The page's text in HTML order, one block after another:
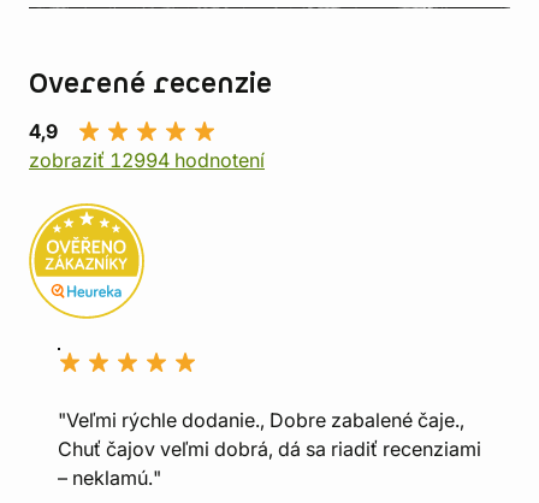
Overené recenzie
4,9
zobraziť 12994 hodnotení
"Veľmi rýchle dodanie., Dobre zabalené čaje.,
Chuť čajov veľmi dobrá, dá sa riadiť recenziami
– neklamú."